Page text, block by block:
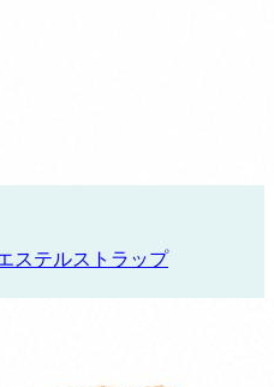
ステルストラップ